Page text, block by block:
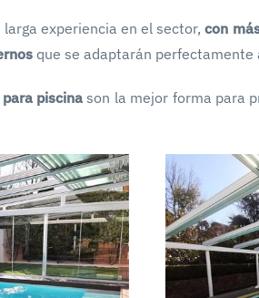
larga experiencia en el sector,con
que se adaptarán perfectamente
piscina son la mejor forma para